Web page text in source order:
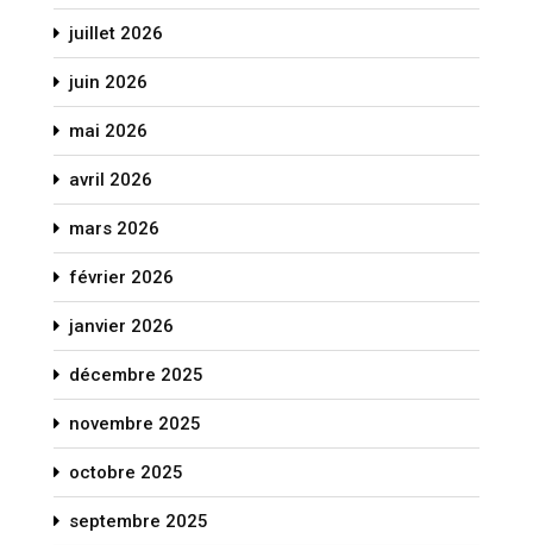
juillet 2026
juin 2026
mai 2026
avril 2026
mars 2026
février 2026
janvier 2026
décembre 2025
novembre 2025
octobre 2025
septembre 2025